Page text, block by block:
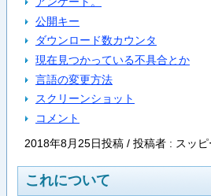
公開キー
ダウンロード数カウンタ
現在見つかっている不具合とか
言語の変更方法
スクリーンショット
コメント
2018年8月25日投稿 / 投稿者 : スッピ
これについて